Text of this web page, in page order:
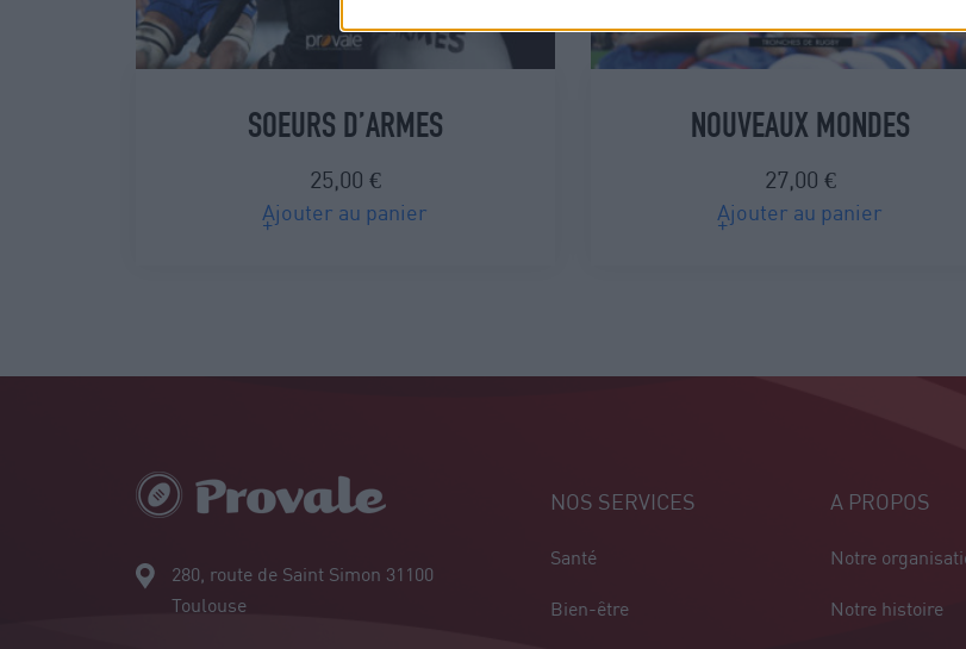
SOEURS D’ARMES
25,00 €
Ajouter au panier
NOUVEAUX MONDES
27,00 €
Ajouter au panier
280, route de Saint Simon 31100
Toulouse
NOS SERVICES
Santé
Bien-être
A PROPOS
Notre
Notre histoire